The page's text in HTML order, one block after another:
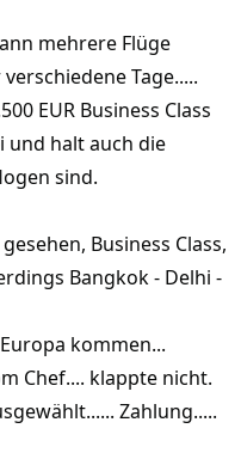
mehrere Flüge
Tage.....
EUR Business Class
und halt auch die
sind.
Business Class,
Bangkok - Delhi -
kommen...
Chef.... klappte nicht.
Zahlung.....